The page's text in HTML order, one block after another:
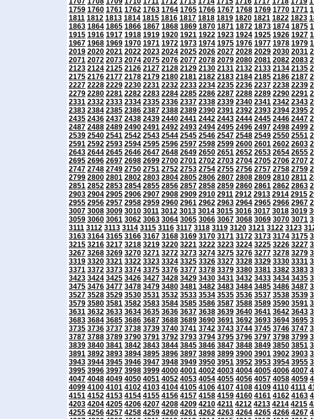
1759 1760 1761 1762 1763 1764 1765 1766 1767 1768 1769 1770 1771
1811 1812 1813 1814 1815 1816 1817 1818 1819 1820 1821 1822 1823
1863 1864 1865 1866 1867 1868 1869 1870 1871 1872 1873 1874 1875
1915 1916 1917 1918 1919 1920 1921 1922 1923 1924 1925 1926 1927
1967 1968 1969 1970 1971 1972 1973 1974 1975 1976 1977 1978 1979
2019 2020 2021 2022 2023 2024 2025 2026 2027 2028 2029 2030 2031
2071 2072 2073 2074 2075 2076 2077 2078 2079 2080 2081 2082 2083
2123 2124 2125 2126 2127 2128 2129 2130 2131 2132 2133 2134 2135
2175 2176 2177 2178 2179 2180 2181 2182 2183 2184 2185 2186 2187
2227 2228 2229 2230 2231 2232 2233 2234 2235 2236 2237 2238 2239
2279 2280 2281 2282 2283 2284 2285 2286 2287 2288 2289 2290 2291
2331 2332 2333 2334 2335 2336 2337 2338 2339 2340 2341 2342 2343
2383 2384 2385 2386 2387 2388 2389 2390 2391 2392 2393 2394 2395
2435 2436 2437 2438 2439 2440 2441 2442 2443 2444 2445 2446 2447
2487 2488 2489 2490 2491 2492 2493 2494 2495 2496 2497 2498 2499
2539 2540 2541 2542 2543 2544 2545 2546 2547 2548 2549 2550 2551
2591 2592 2593 2594 2595 2596 2597 2598 2599 2600 2601 2602 2603
2643 2644 2645 2646 2647 2648 2649 2650 2651 2652 2653 2654 2655
2695 2696 2697 2698 2699 2700 2701 2702 2703 2704 2705 2706 2707
2747 2748 2749 2750 2751 2752 2753 2754 2755 2756 2757 2758 2759
2799 2800 2801 2802 2803 2804 2805 2806 2807 2808 2809 2810 2811
2851 2852 2853 2854 2855 2856 2857 2858 2859 2860 2861 2862 2863
2903 2904 2905 2906 2907 2908 2909 2910 2911 2912 2913 2914 2915
2955 2956 2957 2958 2959 2960 2961 2962 2963 2964 2965 2966 2967
3007 3008 3009 3010 3011 3012 3013 3014 3015 3016 3017 3018 3019
3059 3060 3061 3062 3063 3064 3065 3066 3067 3068 3069 3070 3071
3111 3112 3113 3114 3115 3116 3117 3118 3119 3120 3121 3122 3123
3163 3164 3165 3166 3167 3168 3169 3170 3171 3172 3173 3174 3175
3215 3216 3217 3218 3219 3220 3221 3222 3223 3224 3225 3226 3227
3267 3268 3269 3270 3271 3272 3273 3274 3275 3276 3277 3278 3279
3319 3320 3321 3322 3323 3324 3325 3326 3327 3328 3329 3330 3331
3371 3372 3373 3374 3375 3376 3377 3378 3379 3380 3381 3382 3383
3423 3424 3425 3426 3427 3428 3429 3430 3431 3432 3433 3434 3435
3475 3476 3477 3478 3479 3480 3481 3482 3483 3484 3485 3486 3487
3527 3528 3529 3530 3531 3532 3533 3534 3535 3536 3537 3538 3539
3579 3580 3581 3582 3583 3584 3585 3586 3587 3588 3589 3590 3591
3631 3632 3633 3634 3635 3636 3637 3638 3639 3640 3641 3642 3643
3683 3684 3685 3686 3687 3688 3689 3690 3691 3692 3693 3694 3695
3735 3736 3737 3738 3739 3740 3741 3742 3743 3744 3745 3746 3747
3787 3788 3789 3790 3791 3792 3793 3794 3795 3796 3797 3798 3799
3839 3840 3841 3842 3843 3844 3845 3846 3847 3848 3849 3850 3851
3891 3892 3893 3894 3895 3896 3897 3898 3899 3900 3901 3902 3903
3943 3944 3945 3946 3947 3948 3949 3950 3951 3952 3953 3954 3955
3995 3996 3997 3998 3999 4000 4001 4002 4003 4004 4005 4006 4007
4047 4048 4049 4050 4051 4052 4053 4054 4055 4056 4057 4058 4059
4099 4100 4101 4102 4103 4104 4105 4106 4107 4108 4109 4110 4111
4151 4152 4153 4154 4155 4156 4157 4158 4159 4160 4161 4162 4163
4203 4204 4205 4206 4207 4208 4209 4210 4211 4212 4213 4214 4215
4255 4256 4257 4258 4259 4260 4261 4262 4263 4264 4265 4266 4267